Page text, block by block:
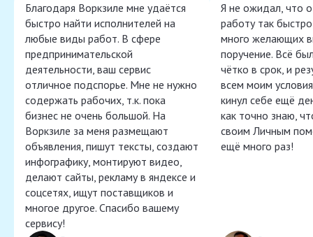
Благодаря Воркзиле мне удаётся
быстро найти исполнителей на
любые виды работ. В сфере
предпринимательской
деятельности, ваш сервис
отличное подспорье. Мне не нужно
содержать рабочих, т.к. пока
бизнес не очень большой. На
Воркзиле за меня размещают
объявления, пишут тексты, создают
инфографику, монтируют видео,
делают сайты, рекламу в яндексе и
соцсетях, ищут поставщиков и
многое другое. Спасибо вашему
сервису!
Я не ожидал, что
работу так
много желающих
поручение. Всё
чётко в срок, и
всем моим
кинул себе ещё
как точно знаю,
своим Личным
ещё много раз!